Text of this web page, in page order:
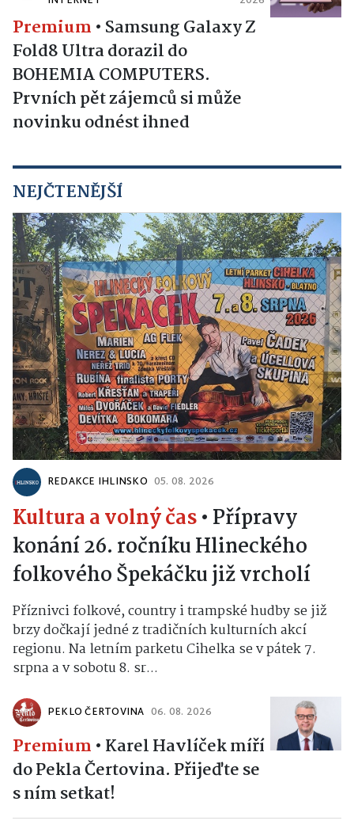
Premium • Samsung Galaxy Z
Fold8 Ultra dorazil do
BOHEMIA COMPUTERS.
Prvních pět zájemců si může
novinku odnést ihned
NEJČTENĚJŠÍ
REDAKCE IHLINSKO 05. 08. 2026
Kultura a volný čas• Přípravy
konání 26. ročníku Hlineckého
folkového Špekáčku již vrcholí
Příznivci folkové, country i trampské hudby se již
brzy dočkají jedné z tradičních kulturních akcí
regionu. Na letním parketu Cihelka se v pátek 7.
srpna a v sobotu 8. sr...
PEKLO ČERTOVINA 06. 08. 2026
Premium • Karel Havlíček míří
do Pekla Čertovina. Přijeďte se
s ním setkat!